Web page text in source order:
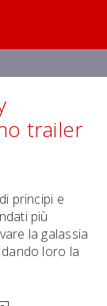
DOOMSDAY
trailer
principi e
più
la galassia
loro la